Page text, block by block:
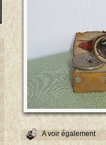
A voir également